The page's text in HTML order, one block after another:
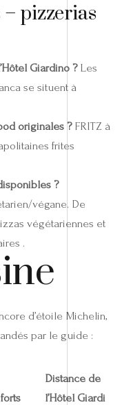
pizzerias
Giardino ?Les
se situent à
originales ?FRITZ à
frites
?
végane. De
végétariennes et
.
d’étoile Michelin,
par le guide :
Distance de
l’Hôtel Giardi